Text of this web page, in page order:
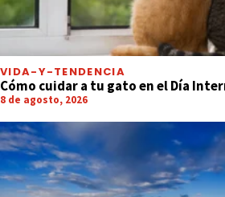
VIDA-Y-TENDENCIA
Cómo cuidar a tu gato en el Día
8 de agosto, 2026